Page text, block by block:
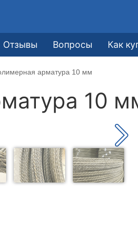
Отзывы Вопросы Как
арматура 10 мм
10